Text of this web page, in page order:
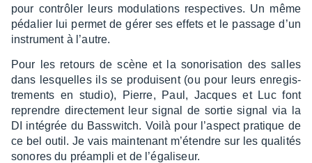
pour contrô­ler leurs modu­la­tions respec­tives. Un même
péda­lier lui permet de gérer ses effets et le passage d’un
instru­ment à l’autre.
Pour les retours de scène et la sono­ri­sa­tion des salles
dans lesquelles ils se produisent (ou pour leurs enre­gis­
tre­ments en studio), Pierre, Paul, Jacques et Luc font
reprendre direc­te­ment leur signal de sortie signal via la
DI inté­grée du Bass­witch. Voilà pour l’as­pect pratique de
ce bel outil. Je vais main­te­nant m’étendre sur les quali­tés
sonores du préam­pli et de l’éga­li­seur.